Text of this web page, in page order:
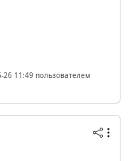
26 11:49 пользователем